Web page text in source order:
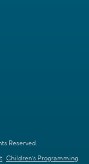
Reserved.
Children's Programming